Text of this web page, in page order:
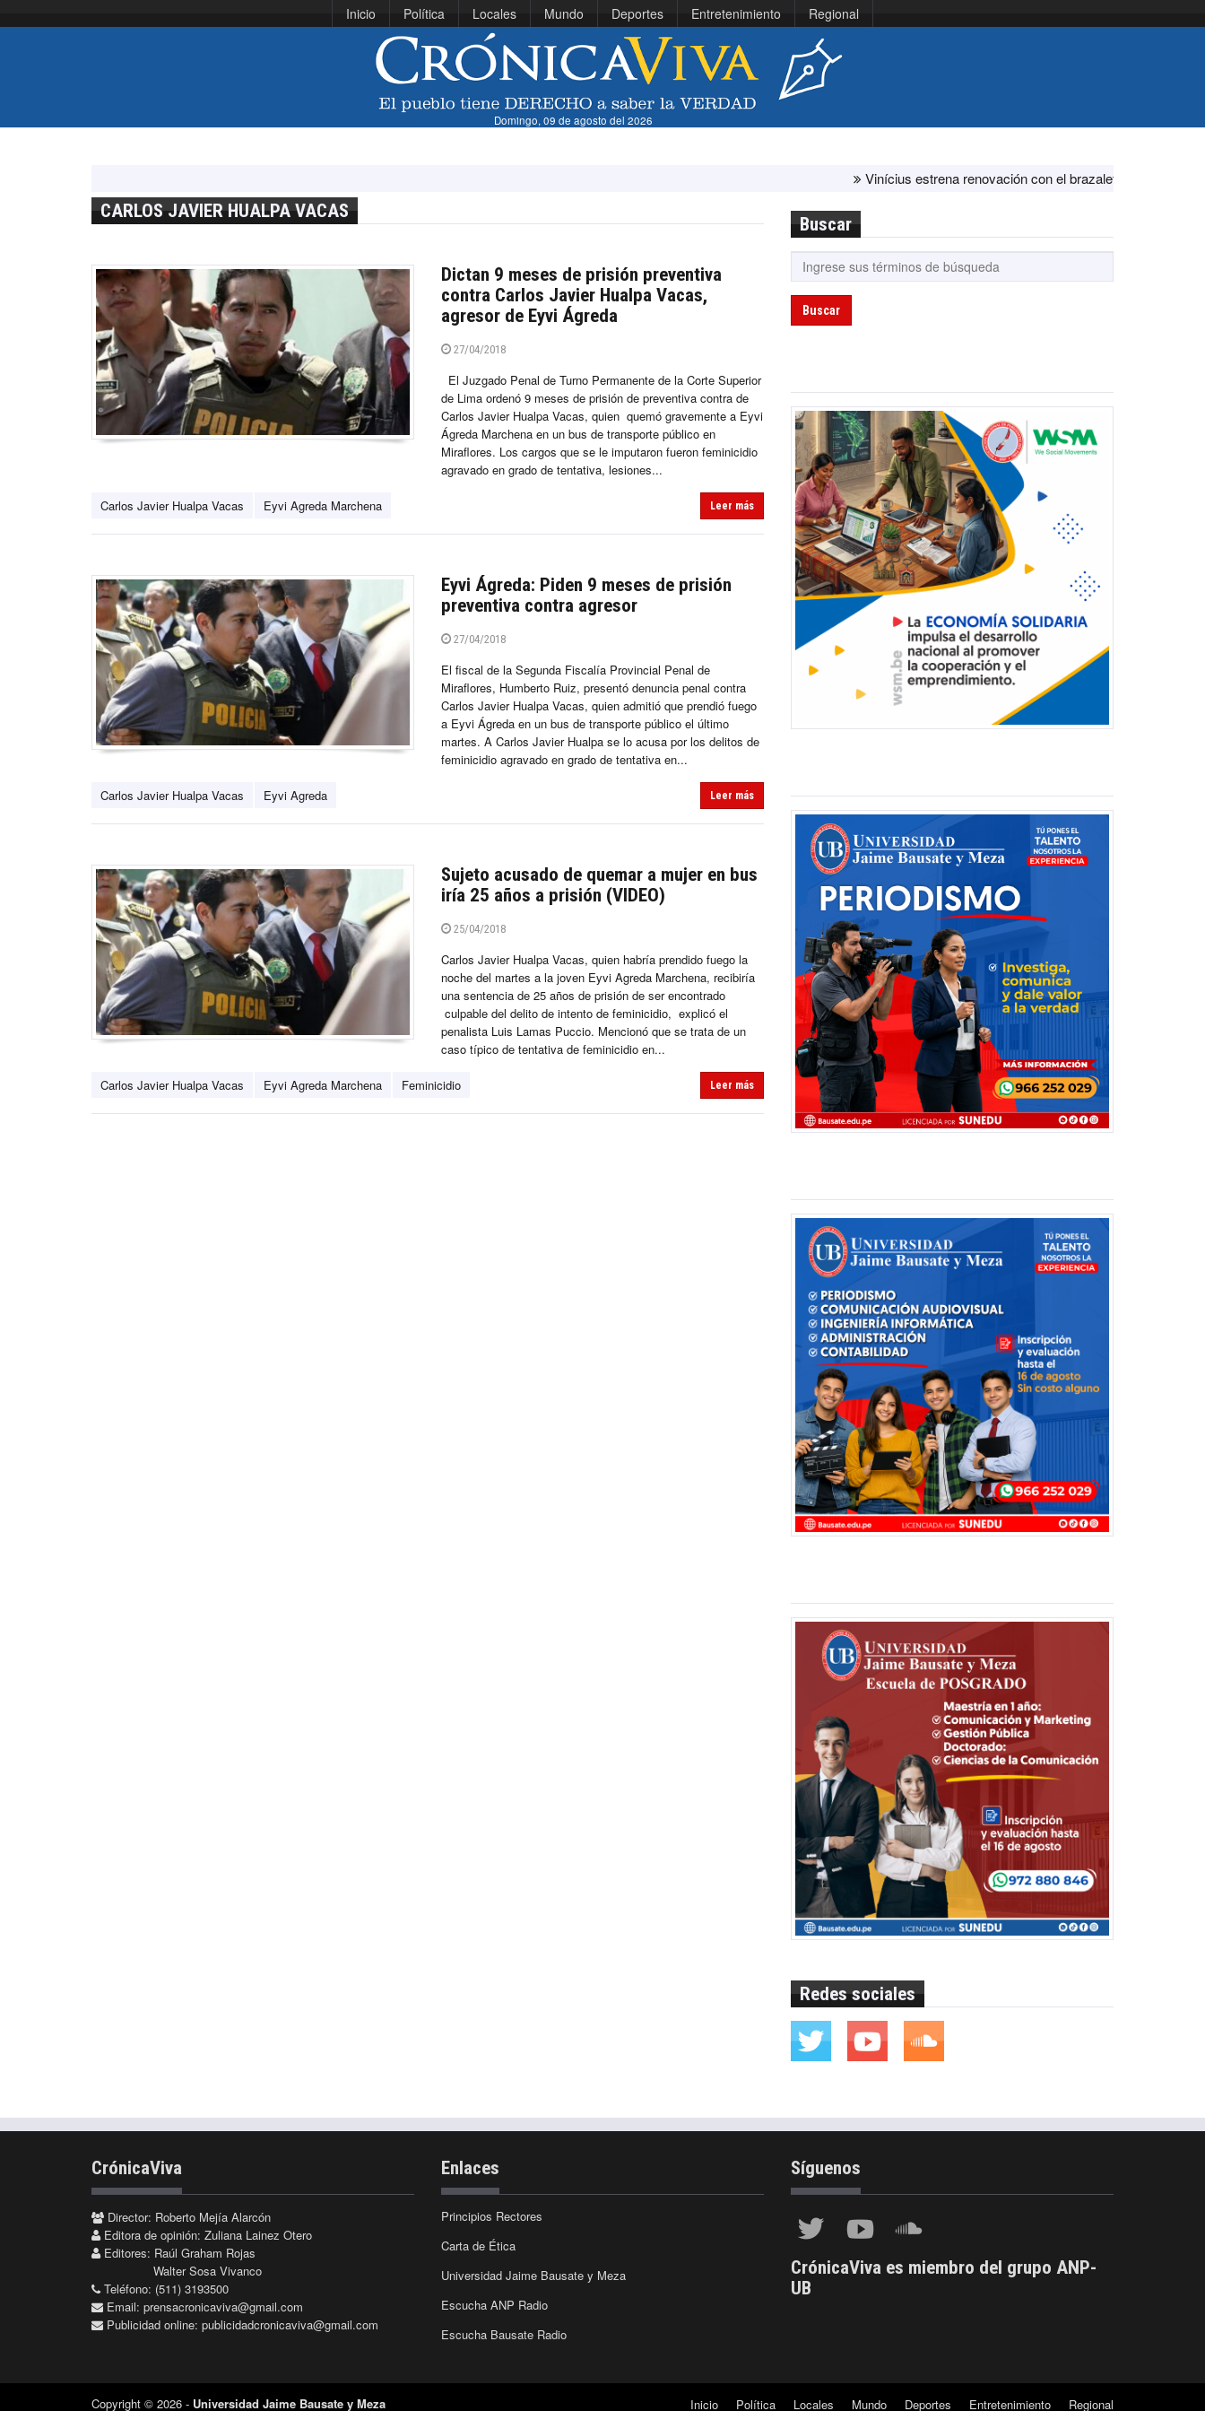
Inicio Política Locales Mundo Deportes Entretenimiento Regional
Domingo, 09 de agosto del 2026
Vinícius estrena renovación con el brazalete de capitán en el
CARLOS JAVIER HUALPA VACAS
Dictan 9 meses de prisión preventiva
contra Carlos Javier Hualpa Vacas,
agresor de Eyvi Ágreda
27/04/2018
El Juzgado Penal de Turno Permanente de la Corte Superior
de Lima ordenó 9 meses de prisión de preventiva contra de
Carlos Javier Hualpa Vacas, quien quemó gravemente a Eyvi
Ágreda Marchena en un bus de transporte público en
Miraflores. Los cargos que se le imputaron fueron feminicidio
agravado en grado de tentativa, lesiones...
Carlos Javier Hualpa Vacas Eyvi Agreda Marchena Leer más
Eyvi Ágreda: Piden 9 meses de prisión
preventiva contra agresor
27/04/2018
El fiscal de la Segunda Fiscalía Provincial Penal de
Miraflores, Humberto Ruiz, presentó denuncia penal contra
Carlos Javier Hualpa Vacas, quien admitió que prendió fuego
a Eyvi Ágreda en un bus de transporte público el último
martes. A Carlos Javier Hualpa se lo acusa por los delitos de
feminicidio agravado en grado de tentativa en...
Carlos Javier Hualpa Vacas Eyvi Agreda Leer más
Sujeto acusado de quemar a mujer en bus
iría 25 años a prisión (VIDEO)
25/04/2018
Carlos Javier Hualpa Vacas, quien habría prendido fuego la
noche del martes a la joven Eyvi Agreda Marchena, recibiría
una sentencia de 25 años de prisión de ser encontrado
culpable del delito de intento de feminicidio, explicó el
penalista Luis Lamas Puccio. Mencionó que se trata de un
caso típico de tentativa de feminicidio en...
Carlos Javier Hualpa Vacas Eyvi Agreda Marchena Feminicidio Leer más
Buscar
Buscar
Redes sociales
CrónicaViva
Director: Roberto Mejía Alarcón
Editora de opinión: Zuliana Lainez Otero
Editores: Raúl Graham Rojas
Walter Sosa Vivanco
Teléfono: (511) 3193500
Email: prensacronicaviva@gmail.com
Publicidad online: publicidadcronicaviva@gmail.com
Enlaces
Principios Rectores
Carta de Ética
Universidad Jaime Bausate y Meza
Escucha ANP Radio
Escucha Bausate Radio
Síguenos
CrónicaViva es miembro del grupo ANP-
UB
Copyright © 2026 - Universidad Jaime Bausate y Meza Inicio Política Locales Mundo Deportes Entretenimiento Regional